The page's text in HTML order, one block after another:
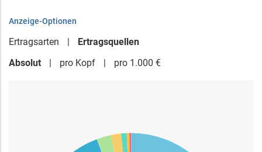
Anzeige-Optionen
Ertragsarten
Ertragsquellen
Absolut
pro Kopf pro 1.000 €